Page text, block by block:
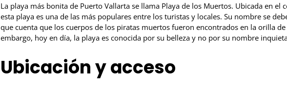
La playa más bonita de Puerto Vallarta se llama Playa de los Muertos. Ubicada en el
esta playa es una de las más populares entre los turistas y locales. Su nombre se
que cuenta que los cuerpos de los piratas muertos fueron encontrados en la orilla de
embargo, hoy en día, la playa es conocida por su belleza y no por su nombre
Ubicación y acceso